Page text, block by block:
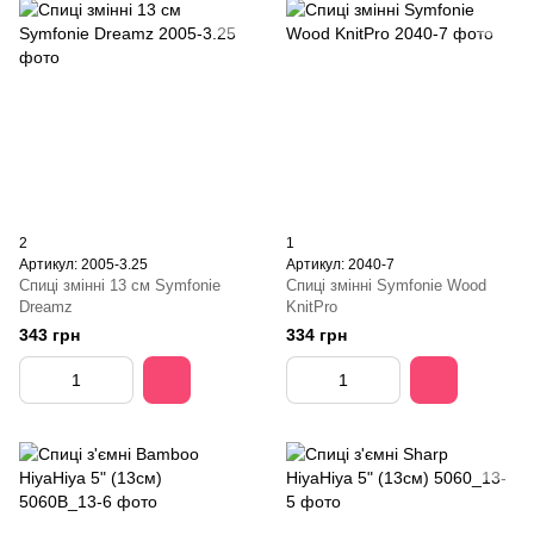
2
Артикул: 2005-3.25
Спиці змінні 13 см Symfonie
Dreamz
343 грн
1
Артикул: 2040-7
Спиці змінні Symfonie Wood
KnitPro
334 грн